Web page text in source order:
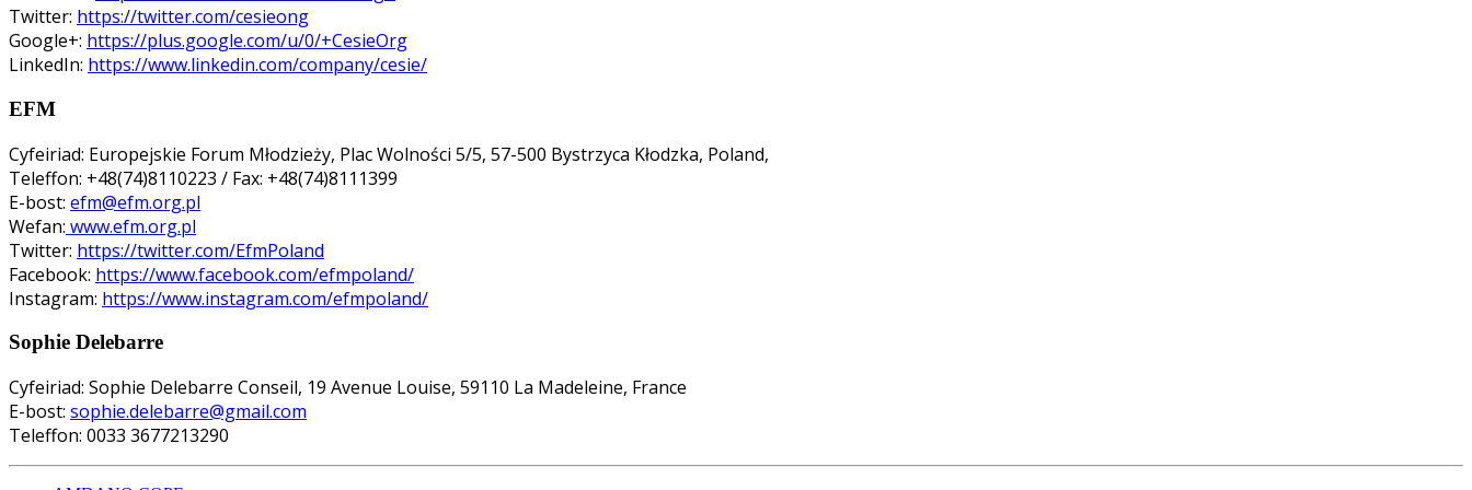
Twitter: https://twitter.com/cesieong
Google+: https://plus.google.com/u/0/+CesieOrg
LinkedIn: https://www.linkedin.com/company/cesie/
EFM
Cyfeiriad: Europejskie Forum Młodzieży, Plac Wolności 5/5, 57-500 Bystrzyca Kłodzka, Poland,
Teleffon: +48(74)8110223 / Fax: +48(74)8111399
E-bost: efm@efm.org.pl
Wefan: www.efm.org.pl
Twitter: https://twitter.com/EfmPoland
Facebook: https://www.facebook.com/efmpoland/
Instagram: https://www.instagram.com/efmpoland/
Sophie Delebarre
Cyfeiriad: Sophie Delebarre Conseil, 19 Avenue Louise, 59110 La Madeleine, France
E-bost: sophie.delebarre@gmail.com
Teleffon: 0033 3677213290